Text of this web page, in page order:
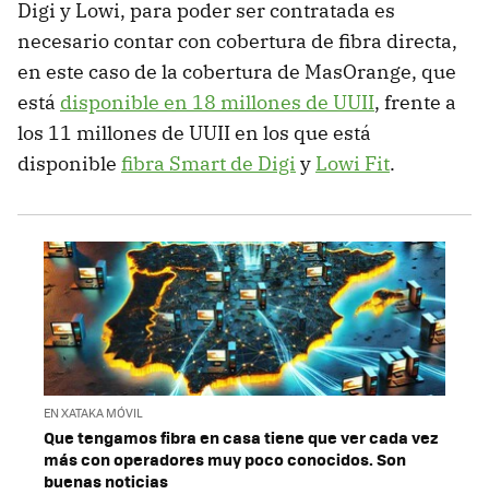
Digi y Lowi, para poder ser contratada es
necesario contar con cobertura de fibra directa,
en este caso de la cobertura de MasOrange, que
está disponible en 18 millones de UUII, frente a
los 11 millones de UUII en los que está
disponible fibra Smart de Digi y Lowi Fit.
EN XATAKA MÓVIL
Que tengamos fibra en casa tiene que ver cada vez
más con operadores muy poco conocidos. Son
buenas noticias